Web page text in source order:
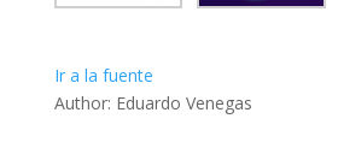
Ir a la fuente
Author: Eduardo Venegas